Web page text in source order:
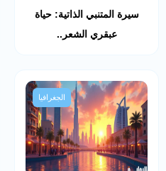
سيرة المتنبي الذاتية: حياة
عبقري الشعر..
الجغرافيا